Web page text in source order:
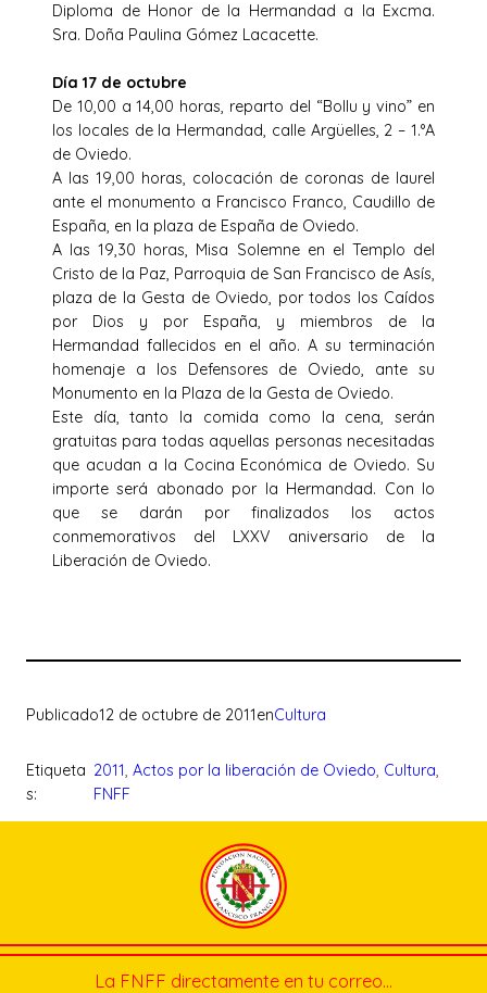
Diploma de Honor de la Hermandad a la Excma.
Sra. Doña Paulina Gómez Lacacette.
Día 17 de octubre
De 10,00 a 14,00 horas, reparto del “Bollu y vino” en
los locales de la Hermandad, calle Argüelles, 2 – 1.°A
de Oviedo.
A las 19,00 horas, colocación de coronas de laurel
ante el monumento a Francisco Franco, Caudillo de
España, en la plaza de España de Oviedo.
A las 19,30 horas, Misa Solemne en el Templo del
Cristo de la Paz, Parroquia de San Francisco de Asís,
plaza de la Gesta de Oviedo, por todos los Caídos
por Dios y por España, y miembros de la
Hermandad fallecidos en el año. A su terminación
homenaje a los Defensores de Oviedo, ante su
Monumento en la Plaza de la Gesta de Oviedo.
Este día, tanto la comida como la cena, serán
gratuitas para todas aquellas personas necesitadas
que acudan a la Cocina Económica de Oviedo. Su
importe será abonado por la Hermandad. Con lo
que se darán por finalizados los actos
conmemorativos del LXXV aniversario de la
Liberación de Oviedo.
Publicado12 de octubre de 2011enCultura
Etiqueta
s:
2011, Actos por la liberación de Oviedo, Cultura
FNFF
La FNFF directamente en tu correo…